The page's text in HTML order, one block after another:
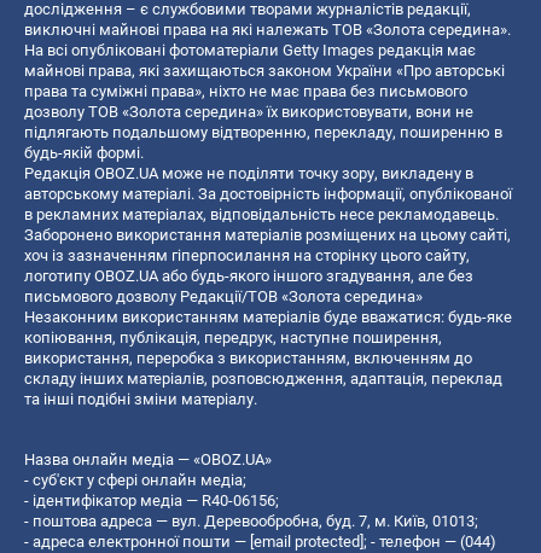
дослідження – є службовими творами журналістів редакції,
виключні майнові права на які належать ТОВ «Золота середина».
На всі опубліковані фотоматеріали Getty Images редакція має
майнові права, які захищаються законом України «Про авторські
права та суміжні права», ніхто не має права без письмового
дозволу ТОВ «Золота середина» їх використовувати, вони не
підлягають подальшому відтворенню, перекладу, поширенню в
будь-якій формі.
Редакція OBOZ.UA може не поділяти точку зору, викладену в
авторському матеріалі. За достовірність інформації, опублікованої
в рекламних матеріалах, відповідальність несе рекламодавець.
Заборонено використання матеріалів розміщених на цьому сайті,
хоч із зазначенням гіперпосилання на сторінку цього сайту,
логотипу OBOZ.UA або будь-якого іншого згадування, але без
письмового дозволу Редакції/ТОВ «Золота середина»
Незаконним використанням матеріалів буде вважатися: будь-яке
копiювання, публiкацiя, передрук, наступне поширення,
використання, переробка з використанням, включенням до
складу інших матеріалів, розповсюдження, адаптація, переклад
та інші подібні зміни матеріалу.
Назва онлайн медіа — «OBOZ.UA»
- суб'єкт у сфері онлайн медіа;
- ідентифікатор медіа — R40-06156;
- поштова адреса — вул. Деревообробна, буд. 7, м. Київ, 01013;
- адреса електронної пошти — [email protected]; - телефон — (044)